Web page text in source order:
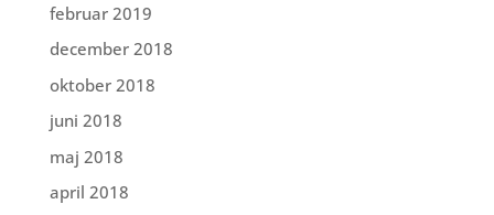
februar 2019
december 2018
oktober 2018
juni 2018
maj 2018
april 2018